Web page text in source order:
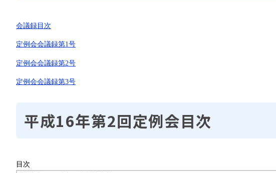
会議録目次
定例会会議録第1号
定例会会議録第2号
定例会会議録第3号
平成16年第2回定例会目次
目次